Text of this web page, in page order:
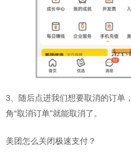
3、随后点进我们想要取消的订单
角“取消订单”就能取消了。
美团怎么关闭极速支付？